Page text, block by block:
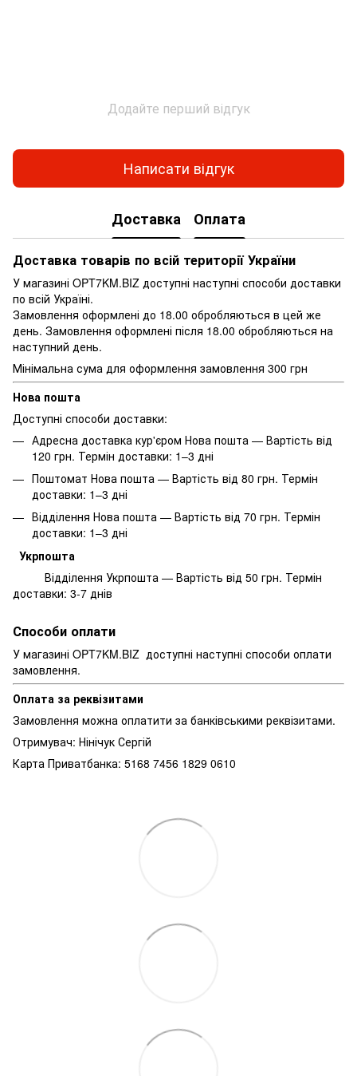
Додайте перший відгук
Написати відгук
Доставка Оплата
Доставка товарів по всій території України
У магазині OPT7KM.BIZ доступні наступні способи доставки
по всій Україні.
Замовлення оформлені до 18.00 обробляються в цей же
день. Замовлення оформлені після 18.00 обробляються на
наступний день.
Мінімальна сума для оформлення замовлення 300 грн
Нова пошта
Доступні способи доставки:
Адресна доставка кур'єром Нова пошта — Вартість від
120 грн. Термін доставки: 1–3 дні
Поштомат Нова пошта — Вартість від 80 грн. Термін
доставки: 1–3 дні
Відділення Нова пошта — Вартість від 70 грн. Термін
доставки: 1–3 дні
Укрпошта
Відділення Укрпошта — Вартість від 50 грн. Термін
доставки: 3-7 днів
Способи оплати
У магазині OPT7KM.BIZ доступні наступні способи оплати
замовлення.
Оплата за реквізитами
Замовлення можна оплатити за банківськими реквізитами.
Отримувач: Нінічук Сергій
Карта Приватбанка: 5168 7456 1829 0610